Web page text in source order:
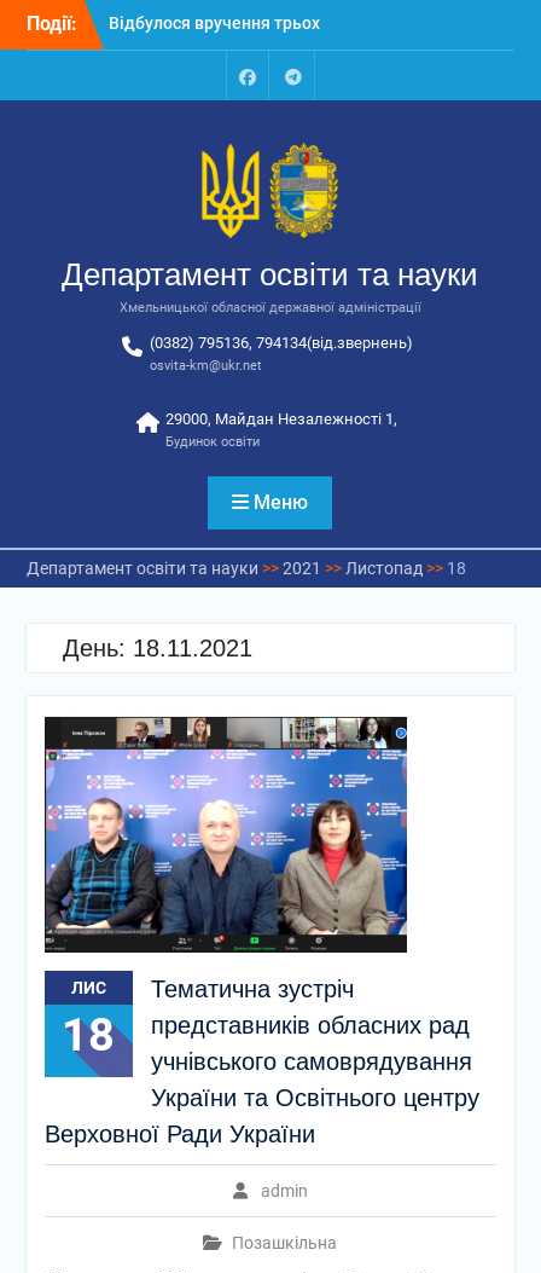
Перейти
Події:
Відбулося вручення трьох
автобусів для потреб
Відбулося засідання
освіти та науки обласної
державної адміністрації
Відбулась обласна
відповідальних за
національно-патріотичне
виховання
FacebookTalegram
Департамент освіти та науки
Хмельницької обласної державної адміністрації
(0382) 795136, 794134(від.звернень)
osvita-km@ukr.net
29000, Майдан Незалежності 1,
Будинок освіти
Меню
Департамент освіти та науки >>2021 >> Листопад >> 18
День: 18.11.2021
ЛИС
18
Тематична зустріч
представників обласних рад
учнівського самоврядування
України та Освітнього центру
Верховної Ради України
admin
Позашкільна